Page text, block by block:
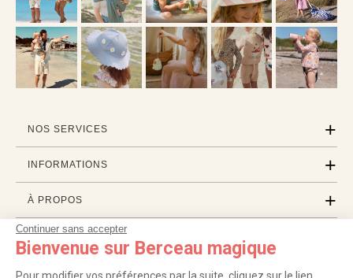
Continuer sans accepter
Bienvenue sur Berceau magique
NOS SERVICES
INFORMATIONS
À PROPOS
PROFESSIONNELS
LISTES CADEAUX